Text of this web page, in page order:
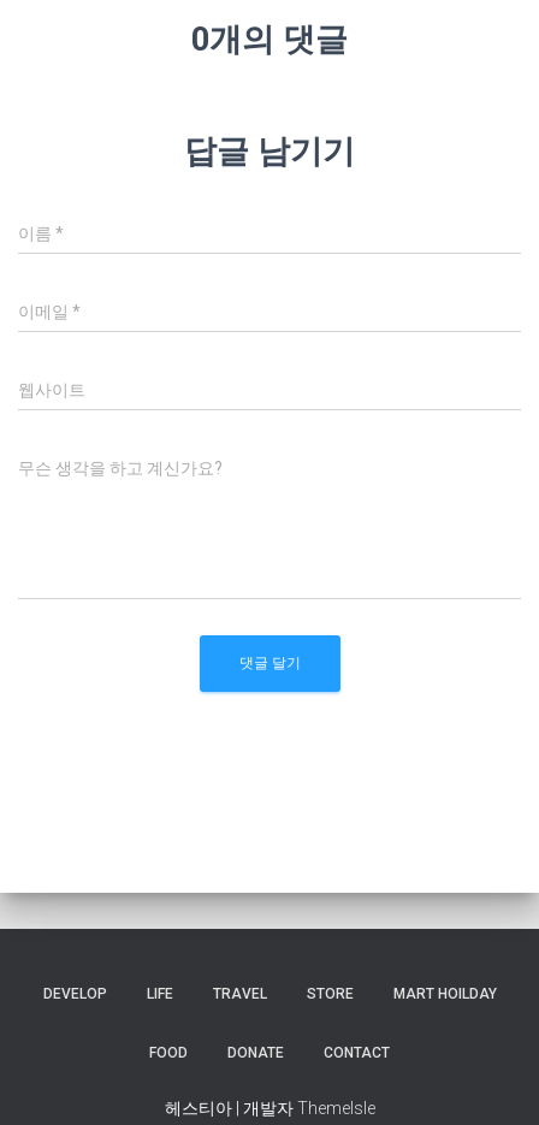
0개의 댓글
답글 남기기
이름 *
이메일 *
웹사이트
무슨 생각을 하고 계신가요?
DEVELOP LIFE TRAVEL STORE MART HOILDAY
FOOD DONATE CONTACT
헤스티아 | 개발자ThemeIsle